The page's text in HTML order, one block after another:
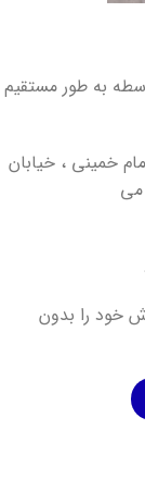
به طور مستقیم
خمینی ، خیابان
رودکی ، خیابان بوستان سعدی ، پلاک ۱۷۷ زنگ ۱ می
خود را بدون